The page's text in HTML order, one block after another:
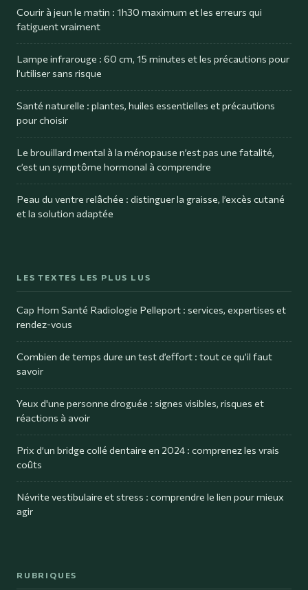
Courir à jeun le matin : 1h30 maximum et les erreurs qui
fatiguent vraiment
Lampe infrarouge : 60 cm, 15 minutes et les précautions pour
l’utiliser sans risque
Santé naturelle : plantes, huiles essentielles et précautions
pour choisir
Le brouillard mental à la ménopause n’est pas une fatalité,
c’est un symptôme hormonal à comprendre
Peau du ventre relâchée : distinguer la graisse, l’excès cutané
et la solution adaptée
LES TEXTES LES PLUS LUS
Cap Horn Santé Radiologie Pelleport : services, expertises et
rendez-vous
Combien de temps dure un test d’effort : tout ce qu’il faut
savoir
Yeux d'une personne droguée : signes visibles, risques et
réactions à avoir
Prix d’un bridge collé dentaire en 2024 : comprenez les vrais
coûts
Névrite vestibulaire et stress : comprendre le lien pour mieux
agir
RUBRIQUES